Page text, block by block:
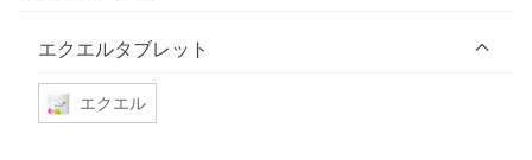
エクエルタブレット
エクエル